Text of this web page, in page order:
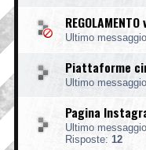
Ultimo
Piattaforme
Ultimo
Pagina
Ultimo
Risposte: 12